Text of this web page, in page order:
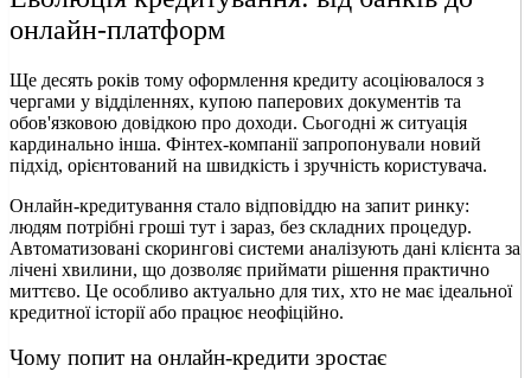
онлайн-платформ
Ще десять років тому оформлення кредиту асоціювалося з
чергами у відділеннях, купою паперових документів та
обов'язковою довідкою про доходи. Сьогодні ж ситуація
кардинально інша. Фінтех-компанії запропонували новий
підхід, орієнтований на швидкість і зручність користувача.
Онлайн-кредитування стало відповіддю на запит ринку:
людям потрібні гроші тут і зараз, без складних процедур.
Автоматизовані скорингові системи аналізують дані клієнта за
лічені хвилини, що дозволяє приймати рішення практично
миттєво. Це особливо актуально для тих, хто не має ідеальної
кредитної історії або працює неофіційно.
Чому попит на онлайн-кредити зростає